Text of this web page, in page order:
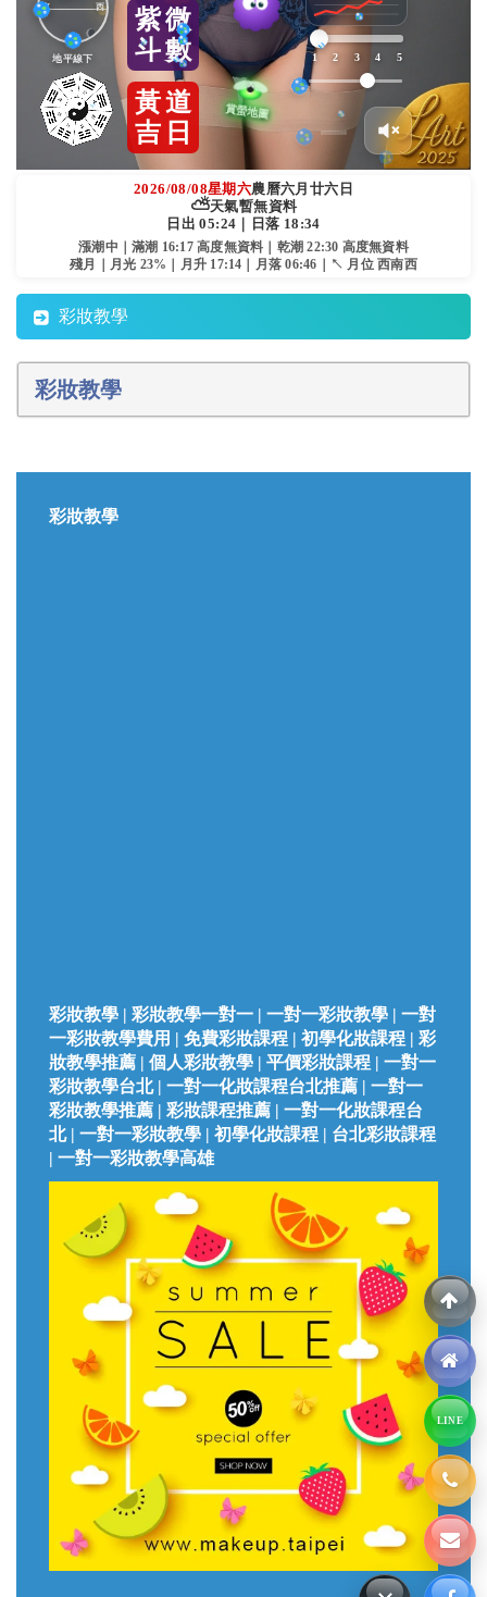
紫微
斗數
黃道
吉 日
1 2 3 4 5
東 西
地平線下
2026/08/08星期六農曆六月廿六日
⛅天氣暫無資料
日出 05:24｜日落 18:34
漲潮中｜滿潮 16:17 高度無資料｜乾潮 22:30 高度無資料
殘月｜月光 23%｜月升 17:14｜月落 06:46｜↖ 月位 西南西
彩妝教學
彩妝教學
彩妝教學
彩妝教學 | 彩妝教學一對一 | 一對一彩妝教學 | 一對
一彩妝教學費用 | 免費彩妝課程 | 初學化妝課程 | 彩
妝教學推薦 | 個人彩妝教學 | 平價彩妝課程 | 一對一
彩妝教學台北 | 一對一化妝課程台北推薦 | 一對一
彩妝教學推薦 | 彩妝課程推薦 | 一對一化妝課程台
北 | 一對一彩妝教學 | 初學化妝課程 | 台北彩妝課程
| 一對一彩妝教學高雄
LINE